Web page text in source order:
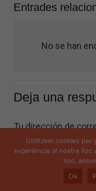
Entrades
No se han
Deja una
Tu dirección de
publicada. Los
marcados con*
Utilitzem cookies per
experiència al nostre lloc
lloc,
Ok